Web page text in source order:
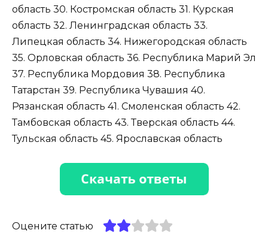
область 30. Костромская область 31. Курская
область 32. Ленинградская область 33.
Липецкая область 34. Нижегородская область
35. Орловская область 36. Республика Марий Эл
37. Республика Мордовия 38. Республика
Татарстан 39. Республика Чувашия 40.
Рязанская область 41. Смоленская область 42.
Тамбовская область 43. Тверская область 44.
Тульская область 45. Ярославская область
Оцените статью